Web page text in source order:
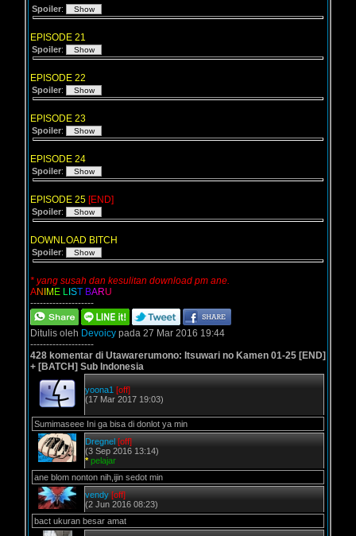
Spoiler:
EPISODE 21
Spoiler:
EPISODE 22
Spoiler:
EPISODE 23
Spoiler:
EPISODE 24
Spoiler:
EPISODE 25 [END]
Spoiler:
DOWNLOAD BITCH
Spoiler:
* yang susah dan kesulitan download pm ane.
AN M E L ST BARU
--------------------
Ditulis oleh Devoicy pada 27 Mar 2016 19:44
--------------------
428 komentar di Utawarerumono: Itsuwari no Kamen 01-25 [END]
+ [BATCH] Sub Indonesia
yoona1 [off]
(17 Mar 2017 19:03)
Sumimaseee Ini ga bisa di donlot ya min
Dregnel [off]
(3 Sep 2016 13:14)
* pelajar
ane blom nonton nih,ijin sedot min
vendy [off]
(2 Jun 2016 08:23)
bact ukuran besar amat